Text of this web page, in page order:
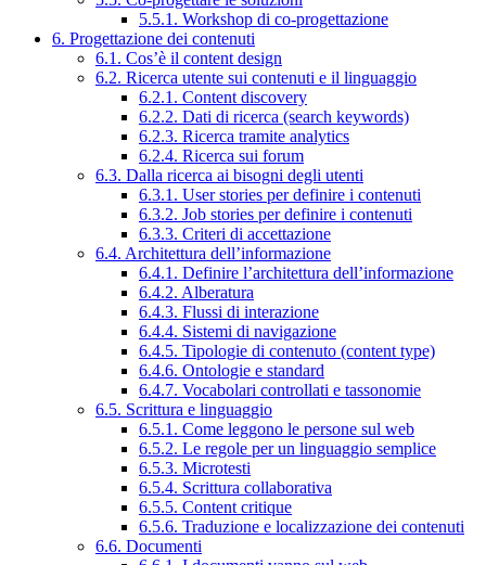
5.5.1. Workshop di co-progettazione
6. Progettazione dei contenuti
6.1. Cos’è il content design
6.2. Ricerca utente sui contenuti e il linguaggio
6.2.1. Content discovery
6.2.2. Dati di ricerca (search keywords)
6.2.3. Ricerca tramite analytics
6.2.4. Ricerca sui forum
6.3. Dalla ricerca ai bisogni degli utenti
6.3.1. User stories per definire i contenuti
6.3.2. Job stories per definire i contenuti
6.3.3. Criteri di accettazione
6.4. Architettura dell’informazione
6.4.1. Definire l’architettura dell’informazione
6.4.2. Alberatura
6.4.3. Flussi di interazione
6.4.4. Sistemi di navigazione
6.4.5. Tipologie di contenuto (content type)
6.4.6. Ontologie e standard
6.4.7. Vocabolari controllati e tassonomie
6.5. Scrittura e linguaggio
6.5.1. Come leggono le persone sul web
6.5.2. Le regole per un linguaggio semplice
6.5.3. Microtesti
6.5.4. Scrittura collaborativa
6.5.5. Content critique
6.5.6. Traduzione e localizzazione dei contenuti
6.6. Documenti